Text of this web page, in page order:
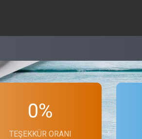
0%
TEŞEKKÜR ORANI